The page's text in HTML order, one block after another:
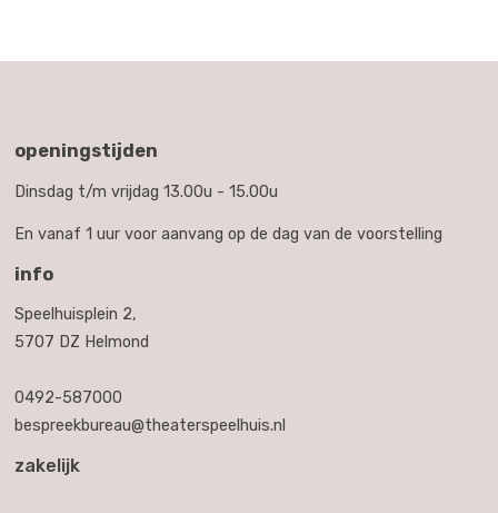
openingstijden
Dinsdag t/m vrijdag 13.00u - 15.00u
En vanaf 1 uur voor aanvang op de dag van de voorstelling
info
Speelhuisplein 2,
5707 DZ Helmond
0492-587000
bespreekbureau@theaterspeelhuis.nl
zakelijk